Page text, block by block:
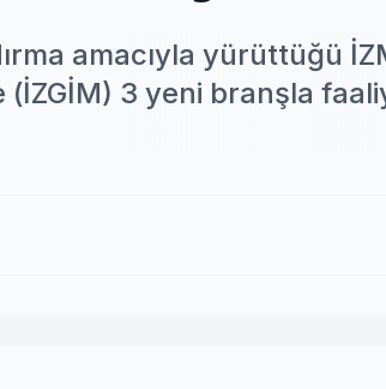
amacıyla yürüttüğü
(İZGİM) 3 yeni branşla